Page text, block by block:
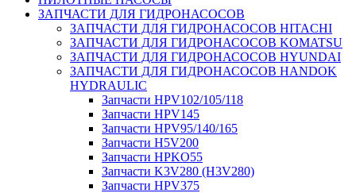
ЗАПЧАСТИ ДЛЯ ГИДРОНАСОСОВ
ЗАПЧАСТИ ДЛЯ ГИДРОНАСОСОВ HITACHI
ЗАПЧАСТИ ДЛЯ ГИДРОНАСОСОВ KOMATSU
ЗАПЧАСТИ ДЛЯ ГИДРОНАСОСОВ HYUNDAI
ЗАПЧАСТИ ДЛЯ ГИДРОНАСОСОВ HANDOK
HYDRAULIC
Запчасти HPV102/105/118
Запчасти HPV145
Запчасти HPV95/140/165
Запчасти H5V200
Запчасти HPKO55
Запчасти K3V280 (H3V280)
Запчасти HPV375